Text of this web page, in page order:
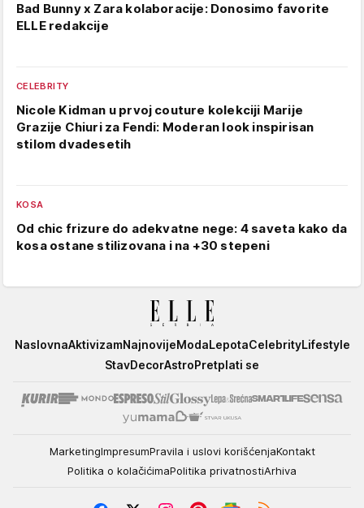
Bad Bunny x Zara kolaboracije: Donosimo favorite
ELLE redakcije
CELEBRITY
Nicole Kidman u prvoj couture kolekciji Marije
Grazije Chiuri za Fendi: Moderan look inspirisan
stilom dvadesetih
KOSA
Od chic frizure do adekvatne nege: 4 saveta kako da
kosa ostane stilizovana i na +30 stepeni
Elle
NaslovnaAktivizamNajnovijeModaLepotaCelebrityLifestyle
StavDecorAstroPretplati se
MarketingImpresumPravila i uslovi korišćenjaKontakt
Politika o kolačićimaPolitika privatnostiArhiva